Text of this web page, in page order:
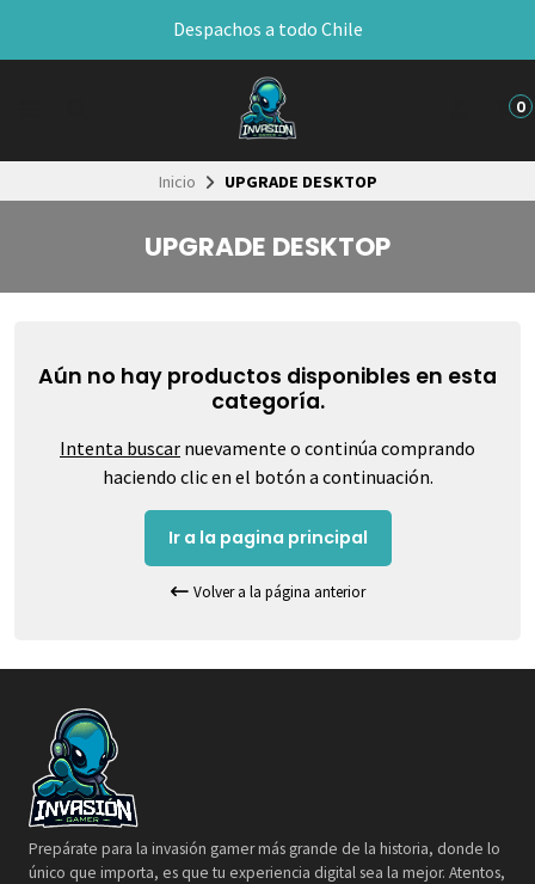
Despachos a todo Chile
0
Inicio UPGRADE DESKTOP
UPGRADE DESKTOP
Aún no hay productos disponibles en esta
categoría.
Intenta buscar nuevamente o continúa comprando
haciendo clic en el botón a continuación.
Ir a la pagina principal
Volver a la página anterior
Prepárate para la invasión gamer más grande de la historia, donde lo
único que importa, es que tu experiencia digital sea la mejor. Atentos,